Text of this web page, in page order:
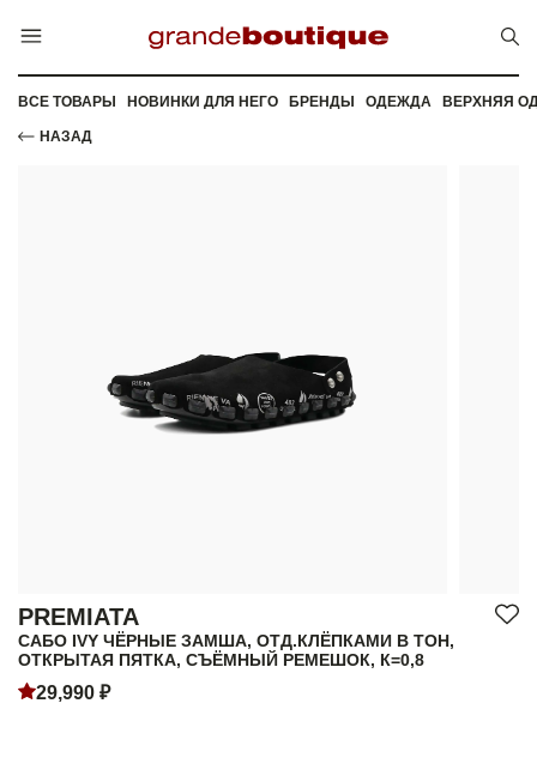
ВСЕ ТОВАРЫ НОВИНКИ ДЛЯ НЕГО БРЕНДЫ ОДЕЖДА ВЕРХНЯЯ
НАЗАД
PREMIATA
САБО IVY ЧЁРНЫЕ ЗАМША, ОТД.КЛЁПКАМИ В ТОН,
ОТКРЫТАЯ ПЯТКА, СЪЁМНЫЙ РЕМЕШОК, К=0,8
29,990 ₽